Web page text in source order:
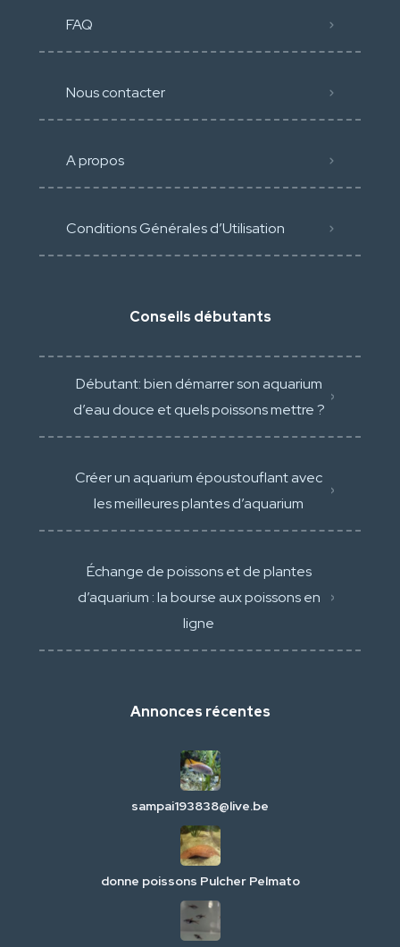
FAQ
Nous contacter
A propos
Conditions Générales d’Utilisation
Conseils débutants
Débutant: bien démarrer son aquarium
d’eau douce et quels poissons mettre ?
Créer un aquarium époustouflant avec
les meilleures plantes d’aquarium
Échange de poissons et de plantes
d’aquarium : la bourse aux poissons en
ligne
Annonces récentes
sampai193838@live.be
donne poissons Pulcher Pelmato